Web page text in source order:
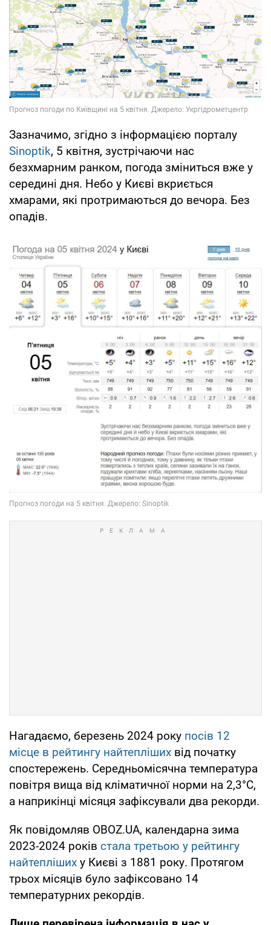
Зазначимо, згідно з інформацією порталу
Sinoptik, 5 квітня, зустрічаючи нас
безхмарним ранком, погода зміниться вже у
середині дня. Небо у Києві вкриється
хмарами, які протримаються до вечора. Без
опадів.
Нагадаємо, березень 2024 року посів 12
місце в рейтингу найтепліших від початку
спостережень. Середньомісячна температура
повітря вища від кліматичної норми на 2,3°С,
а наприкінці місяця зафіксували два рекорди.
Як повідомляв OBOZ.UA, календарна зима
2023-2024 років стала третьою у рейтингу
найтепліших у Києві з 1881 року. Протягом
трьох місяців було зафіксовано 14
температурних рекордів.